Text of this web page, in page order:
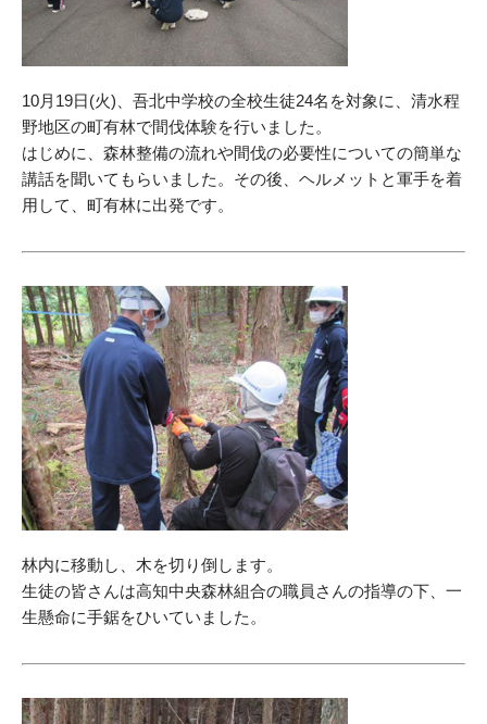
10月19日(火)、吾北中学校の全校生徒24名を対象に、清水程
野地区の町有林で間伐体験を行いました。
はじめに、森林整備の流れや間伐の必要性についての簡単な
講話を聞いてもらいました。その後、ヘルメットと軍手を着
用して、町有林に出発です。
林内に移動し、木を切り倒します。
生徒の皆さんは高知中央森林組合の職員さんの指導の下、一
生懸命に手鋸をひいていました。